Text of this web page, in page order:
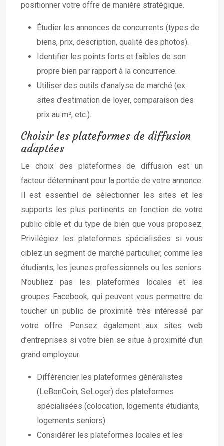
positionner votre offre de manière stratégique.
Étudier les annonces de concurrents (types de
biens, prix, description, qualité des photos).
Identifier les points forts et faibles de son
propre bien par rapport à la concurrence.
Utiliser des outils d’analyse de marché (ex:
sites d’estimation de loyer, comparaison des
prix au m², etc.).
Choisir les plateformes de diffusion
adaptées
Le choix des plateformes de diffusion est un
facteur déterminant pour la portée de votre annonce.
Il est essentiel de sélectionner les sites et les
supports les plus pertinents en fonction de votre
public cible et du type de bien que vous proposez.
Privilégiez les plateformes spécialisées si vous
ciblez un segment de marché particulier, comme les
étudiants, les jeunes professionnels ou les seniors.
N’oubliez pas les plateformes locales et les
groupes Facebook, qui peuvent vous permettre de
toucher un public de proximité très intéressé par
votre offre. Pensez également aux sites web
d’entreprises si votre bien se situe à proximité d’un
grand employeur.
Différencier les plateformes généralistes
(LeBonCoin, SeLoger) des plateformes
spécialisées (colocation, logements étudiants,
logements seniors).
Considérer les plateformes locales et les